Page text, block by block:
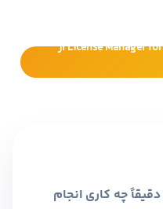
دانلود مستقیم License Manager for WooCommerce از
چه کاری انجام